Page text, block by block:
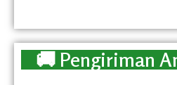
🚚 Pengiriman